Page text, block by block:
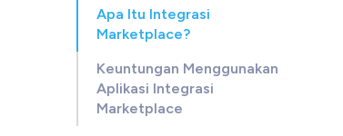
Apa Itu Integrasi
Marketplace?
Keuntungan Menggunakan
Aplikasi Integrasi
Marketplace